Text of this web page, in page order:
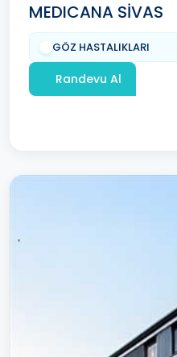
MEDICANA SİVAS
GÖZ HASTALIKLARI
Randevu Al